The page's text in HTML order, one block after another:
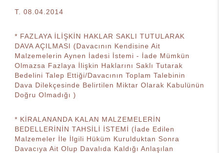
T. 08.04.2014
* FAZLAYA İLİŞKİN HAKLAR SAKLI TUTULARAK
DAVA AÇILMASI (Davacının Kendisine Ait
Malzemelerin Aynen İadesi İstemi - İade Mümkün
Olmazsa Fazlaya İlişkin Haklarını Saklı Tutarak
Bedelini Talep Ettiği/Davacının Toplam Talebinin
Dava Dilekçesinde Belirtilen Miktar Olarak Kabulünün
Doğru Olmadığı )
* KİRALANANDA KALAN MALZEMELERİN
BEDELLERİNİN TAHSİLİ İSTEMİ (İade Edilen
Malzemeler İle İlgili Hüküm Kurulduktan Sonra
Davacıya Ait Olup Davalıda Kaldığı Anlaşılan